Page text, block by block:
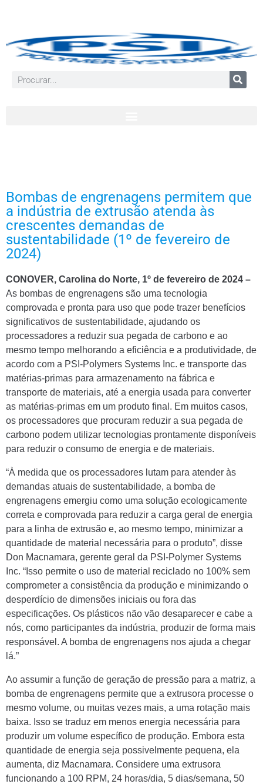
Bombas de engrenagens permitem que
a indústria de extrusão atenda às
crescentes demandas de
sustentabilidade (1º de fevereiro de
2024)
CONOVER, Carolina do Norte, 1º de fevereiro de 2024 –
As bombas de engrenagens são uma tecnologia
comprovada e pronta para uso que pode trazer benefícios
significativos de sustentabilidade, ajudando os
processadores a reduzir sua pegada de carbono e ao
mesmo tempo melhorando a eficiência e a produtividade, de
acordo com a PSI-Polymers Systems Inc. e transporte das
matérias-primas para armazenamento na fábrica e
transporte de materiais, até a energia usada para converter
as matérias-primas em um produto final. Em muitos casos,
os processadores que procuram reduzir a sua pegada de
carbono podem utilizar tecnologias prontamente disponíveis
para reduzir o consumo de energia e de materiais.
“À medida que os processadores lutam para atender às
demandas atuais de sustentabilidade, a bomba de
engrenagens emergiu como uma solução ecologicamente
correta e comprovada para reduzir a carga geral de energia
para a linha de extrusão e, ao mesmo tempo, minimizar a
quantidade de material necessária para o produto”, disse
Don Macnamara, gerente geral da PSI-Polymer Systems
Inc. “Isso permite o uso de material reciclado no 100% sem
comprometer a consistência da produção e minimizando o
desperdício de dimensões iniciais ou fora das
especificações. Os plásticos não vão desaparecer e cabe a
nós, como participantes da indústria, produzir de forma mais
responsável. A bomba de engrenagens nos ajuda a chegar
lá.”
Ao assumir a função de geração de pressão para a matriz, a
bomba de engrenagens permite que a extrusora processe o
mesmo volume, ou muitas vezes mais, a uma rotação mais
baixa. Isso se traduz em menos energia necessária para
produzir um volume específico de produção. Embora esta
quantidade de energia seja possivelmente pequena, ela
aumenta, diz Macnamara. Considere uma extrusora
funcionando a 100 RPM, 24 horas/dia, 5 dias/semana, 50